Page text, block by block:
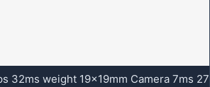
32ms weight 19x19mm Camera 7ms 27